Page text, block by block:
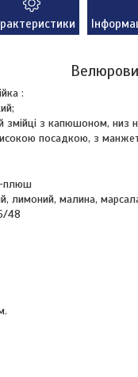
:
з капюшоном, низ
посадкою, з
плюш
лимоний, малина,
48